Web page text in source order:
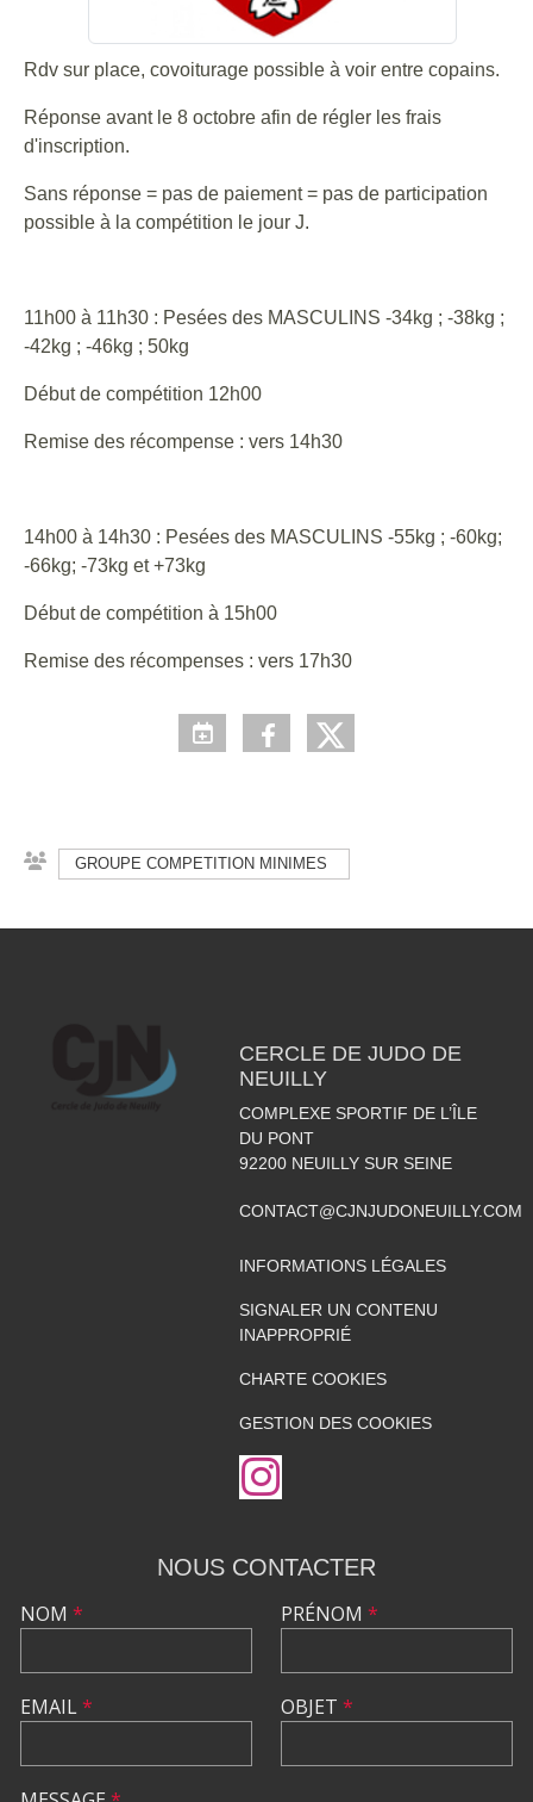
Rdv sur place, covoiturage possible à voir entre copains.
Réponse avant le 8 octobre afin de régler les frais
d'inscription.
Sans réponse = pas de paiement = pas de participation
possible à la compétition le jour J.
11h00 à 11h30 : Pesées des MASCULINS -34kg ; -38kg ;
-42kg ; -46kg ; 50kg
Début de compétition 12h00
Remise des récompense : vers 14h30
14h00 à 14h30 : Pesées des MASCULINS -55kg ; -60kg;
-66kg; -73kg et +73kg
Début de compétition à 15h00
Remise des récompenses : vers 17h30
GROUPE COMPETITION MINIMES
CERCLE DE JUDO DE
NEUILLY
COMPLEXE SPORTIF DE L’ÎLE
DU PONT
92200 NEUILLY SUR SEINE
CONTACT@CJNJUDONEUILLY.COM
INFORMATIONS LÉGALES
SIGNALER UN CONTENU
INAPPROPRIÉ
CHARTE COOKIES
GESTION DES COOKIES
NOUS CONTACTER
NOM *
EMAIL*
PRÉNOM *
OBJET *